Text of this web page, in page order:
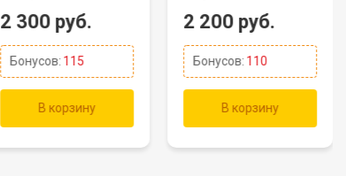
P3-DS-01
2 300 руб.
Бонусов:115
В корзину
2 200 руб.
Бонусов:110
В корзину